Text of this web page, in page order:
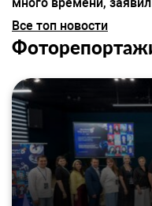
Все топ новости